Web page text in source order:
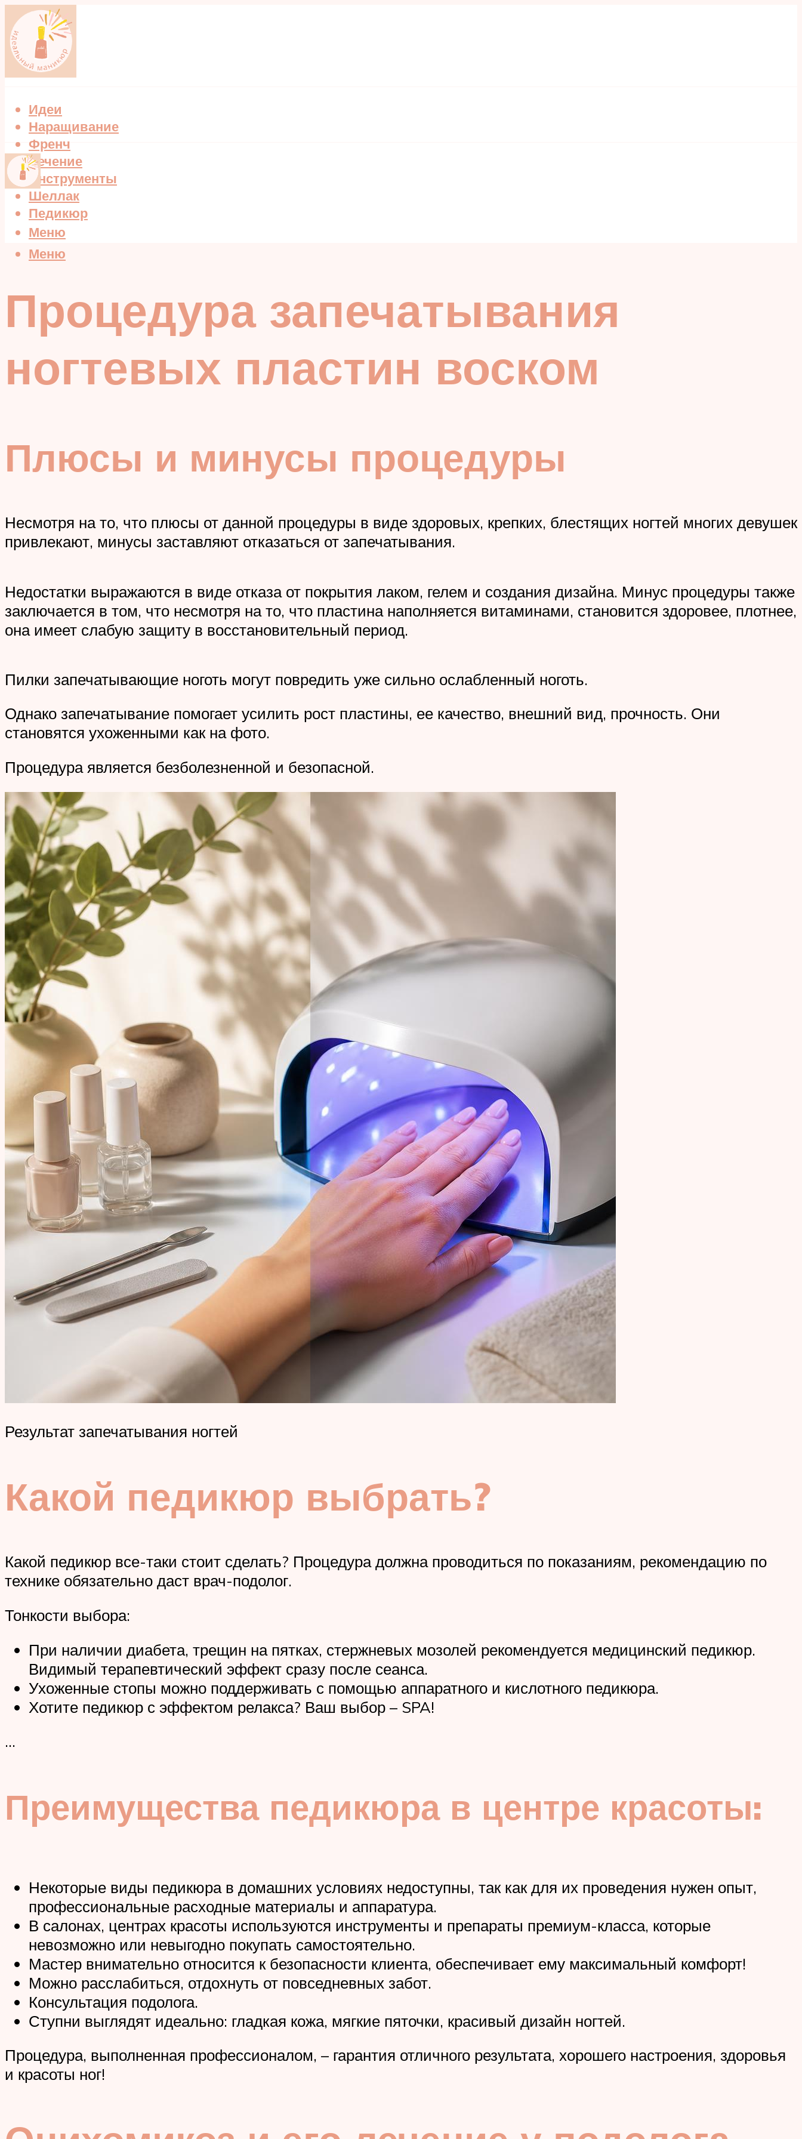
Идеи
Наращивание
Френч
Лечение
Инструменты
Шеллак
Педикюр
Меню
Меню
Процедура запечатывания
ногтевых пластин воском
Плюсы и минусы процедуры
Несмотря на то, что плюсы от данной процедуры в виде здоровых, крепких, блестящих ногтей многих девушек
привлекают, минусы заставляют отказаться от запечатывания.
Недостатки выражаются в виде отказа от покрытия лаком, гелем и создания дизайна. Минус процедуры также
заключается в том, что несмотря на то, что пластина наполняется витаминами, становится здоровее, плотнее,
она имеет слабую защиту в восстановительный период.
Пилки запечатывающие ноготь могут повредить уже сильно ослабленный ноготь.
Однако запечатывание помогает усилить рост пластины, ее качество, внешний вид, прочность. Они
становятся ухоженными как на фото.
Процедура является безболезненной и безопасной.
Результат запечатывания ногтей
Какой педикюр выбрать?
Какой педикюр все-таки стоит сделать? Процедура должна проводиться по показаниям, рекомендацию по
технике обязательно даст врач-подолог.
Тонкости выбора:
При наличии диабета, трещин на пятках, стержневых мозолей рекомендуется медицинский педикюр.
Видимый терапевтический эффект сразу после сеанса.
Ухоженные стопы можно поддерживать с помощью аппаратного и кислотного педикюра.
Хотите педикюр с эффектом релакса? Ваш выбор – SPA!
…
Преимущества педикюра в центре красоты:
Некоторые виды педикюра в домашних условиях недоступны, так как для их проведения нужен опыт,
профессиональные расходные материалы и аппаратура.
В салонах, центрах красоты используются инструменты и препараты премиум-класса, которые
невозможно или невыгодно покупать самостоятельно.
Мастер внимательно относится к безопасности клиента, обеспечивает ему максимальный комфорт!
Можно расслабиться, отдохнуть от повседневных забот.
Консультация подолога.
Ступни выглядят идеально: гладкая кожа, мягкие пяточки, красивый дизайн ногтей.
Процедура, выполненная профессионалом, – гарантия отличного результата, хорошего настроения, здоровья
и красоты ног!